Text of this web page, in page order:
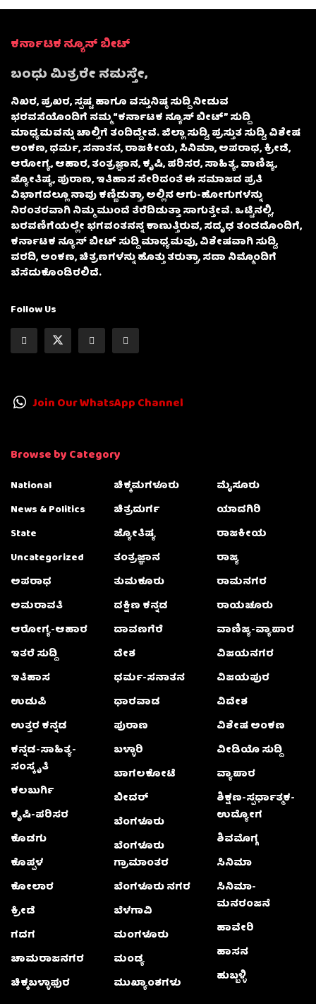
ಕರ್ನಾಟಕ ನ್ಯೂಸ್ ಬೀಟ್
ಬಂಧು ಮಿತ್ರರೇ ನಮಸ್ತೇ,
ನಿಖರ, ಪ್ರಖರ, ಸ್ಪಷ್ಟ ಹಾಗೂ ವಸ್ತುನಿಷ್ಠ ಸುದ್ದಿ ನೀಡುವ
ಭರವಸೆಯೊಂದಿಗೆ ನಮ್ಮ “ಕರ್ನಾಟಕ ನ್ಯೂಸ್ ಬೀಟ್” ಸುದ್ದಿ
ಮಾಧ್ಯಮವನ್ನು ಚಾಲ್ತಿಗೆ ತಂದಿದ್ದೇವೆ. ಜಿಲ್ಲಾ ಸುದ್ದಿ, ಪ್ರಸ್ತುತ ಸುದ್ದಿ, ವಿಶೇಷ
ಅಂಕಣ, ಧರ್ಮ, ಸನಾತನ, ರಾಜಕೀಯ, ಸಿನಿಮಾ, ಅಪರಾಧ, ಕ್ರೀಡೆ,
ಆರೋಗ್ಯ, ಆಹಾರ, ತಂತ್ರಜ್ಞಾನ, ಕೃಷಿ, ಪರಿಸರ, ಸಾಹಿತ್ಯ, ವಾಣಿಜ್ಯ,
ಜ್ಯೋತಿಷ್ಯ, ಪುರಾಣ, ಇತಿಹಾಸ ಸೇರಿದಂತೆ ಈ ಸಮಾಜದ ಪ್ರತಿ
ವಿಭಾಗದಲ್ಲೂ ನಾವು ಕಣ್ಣಿಡುತ್ತಾ, ಅಲ್ಲಿನ ಆಗು-ಹೋಗುಗಳನ್ನು
ನಿರಂತರವಾಗಿ ನಿಮ್ಮ ಮುಂದೆ ತೆರೆದಿಡುತ್ತಾ ಸಾಗುತ್ತೇವೆ. ಒಟ್ಟಿನಲ್ಲಿ,
ಬರವಣಿಗೆಯಲ್ಲೇ ಭಗವಂತನನ್ನ ಕಾಣುತ್ತಿರುವ, ಸದೃಢ ತಂಡದೊಂದಿಗೆ,
ಕರ್ನಾಟಕ ನ್ಯೂಸ್ ಬೀಟ್ ಸುದ್ದಿ ಮಾಧ್ಯಮವು, ವಿಶೇಷವಾಗಿ ಸುದ್ದಿ,
ವರದಿ, ಅಂಕಣ, ಚಿತ್ರಣಗಳನ್ನು ಹೊತ್ತು ತರುತ್ತಾ, ಸದಾ ನಿಮ್ಮೊಂದಿಗೆ
ಬೆಸೆದುಕೊಂಡಿರಲಿದೆ.
Follow Us
Join Our WhatsApp Channel
Browse by Category
National
News & Politics
State
Uncategorized
ಅಪರಾಧ
ಅಮರಾವತಿ
ಆರೋಗ್ಯ-ಆಹಾರ
ಇತರೆ ಸುದ್ದಿ
ಇತಿಹಾಸ
ಉಡುಪಿ
ಉತ್ತರ ಕನ್ನಡ
ಕನ್ನಡ-ಸಾಹಿತ್ಯ-
ಸಂಸ್ಕೃತಿ
ಕಲಬುರ್ಗಿ
ಕೃಷಿ-ಪರಿಸರ
ಕೊಡಗು
ಕೊಪ್ಪಳ
ಕೋಲಾರ
ಕ್ರೀಡೆ
ಗದಗ
ಚಾಮರಾಜನಗರ
ಚಿಕ್ಕಬಳ್ಳಾಫುರ
ಚಿಕ್ಕಮಗಳೂರು
ಚಿತ್ರದುರ್ಗ
ಜ್ಯೋತಿಷ್ಯ
ತಂತ್ರಜ್ಞಾನ
ತುಮಕೂರು
ದಕ್ಷಿಣ ಕನ್ನಡ
ದಾವಣಗೆರೆ
ದೇಶ
ಧರ್ಮ-ಸನಾತನ
ಧಾರವಾಡ
ಪುರಾಣ
ಬಳ್ಳಾರಿ
ಬಾಗಲಕೋಟೆ
ಬೀದರ್
ಬೆಂಗಳೂರು
ಬೆಂಗಳೂರು
ಗ್ರಾಮಾಂತರ
ಬೆಂಗಳೂರು ನಗರ
ಬೆಳಗಾವಿ
ಮಂಗಳೂರು
ಮಂಡ್ಯ
ಮುಖ್ಯಾಂಶಗಳು
ಮೈಸೂರು
ಯಾದಗಿರಿ
ರಾಜಕೀಯ
ರಾಜ್ಯ
ರಾಮನಗರ
ರಾಯಚೂರು
ವಾಣಿಜ್ಯ-ವ್ಯಾಪಾರ
ವಿಜಯನಗರ
ವಿಜಯಪುರ
ವಿದೇಶ
ವಿಶೇಷ ಅಂಕಣ
ವೀಡಿಯೊ ಸುದ್ದಿ
ವ್ಯಾಪಾರ
ಶಿಕ್ಷಣ-ಸ್ಪರ್ಧಾತ್ಮಕ-
ಉದ್ಯೋಗ
ಶಿವಮೊಗ್ಗ
ಸಿನಿಮಾ
ಸಿನಿಮಾ-
ಮನರಂಜನೆ
ಹಾವೇರಿ
ಹಾಸನ
ಹುಬ್ಬಳ್ಳಿ